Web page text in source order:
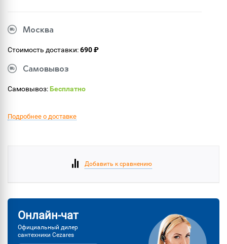
Москва
Стоимость доставки:690 ₽
Самовывоз
Самовывоз:Бесплатно
Подробнее о доставке
Добавить к сравнению
Онлайн-чат
Официальный дилер
сантехники Cezares